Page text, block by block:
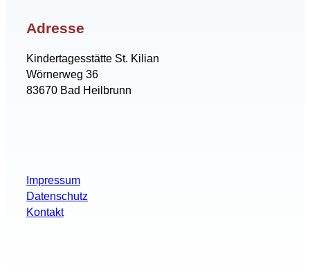
Adresse
Kindertagesstätte St. Kilian
Wörnerweg 36
83670 Bad Heilbrunn
Impressum
Datenschutz
Kontakt